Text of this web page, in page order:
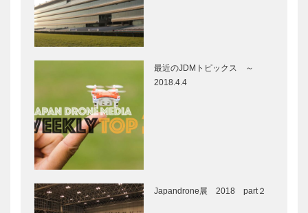
最近のJDMトピックス ～
2018.4.4
Japandrone展 2018 part２